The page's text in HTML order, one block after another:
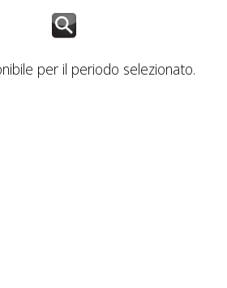
per il periodo selezionato.